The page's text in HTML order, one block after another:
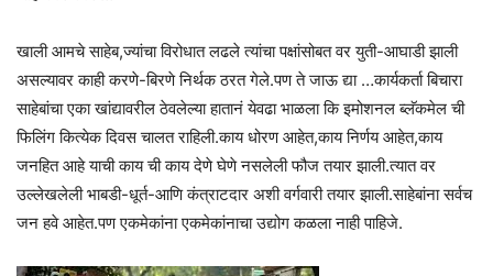
खाली आमचे साहेब,ज्यांचा विरोधात लढले त्यांचा पक्षांसोबत वर युती-आघाडी झाली
असल्यावर काही करणे-बिरणे निर्थक ठरत गेले.पण ते जाऊ द्या …कार्यकर्ता बिचारा
साहेबांचा एका खांद्यावरील ठेवलेल्या हातानं येवढा भाळला कि इमोशनल ब्लॅकमेल ची
फिलिंग कित्येक दिवस चालत राहिली.काय धोरण आहेत,काय निर्णय आहेत,काय
जनहित आहे याची काय ची काय देणे घेणे नसलेली फौज तयार झाली.त्यात वर
उल्लेखलेली भाबडी-धूर्त-आणि कंत्राटदार अशी वर्गवारी तयार झाली.साहेबांना सर्वच
जन हवे आहेत.पण एकमेकांना एकमेकांनाचा उद्योग कळला नाही पाहिजे.